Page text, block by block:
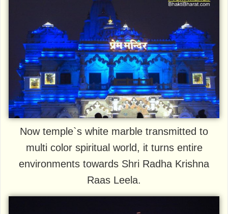
Now temple`s white marble transmitted to
multi color spiritual world, it turns entire
environments towards Shri Radha Krishna
Raas Leela.